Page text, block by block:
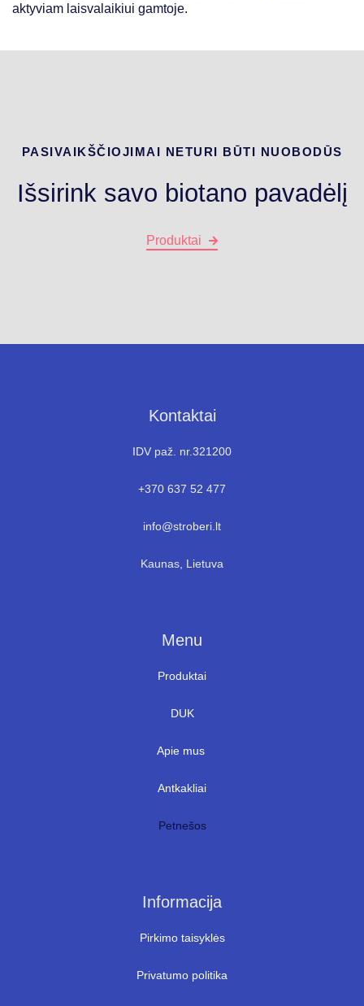
aktyviam laisvalaikiui gamtoje.
PASIVAIKŠČIOJIMAI NETURI BŪTI NUOBODŪS
Išsirink savo biotano pavadėlį
Produktai
Kontaktai
IDV paž. nr.321200
+370 637 52 477
info@stroberi.lt
Kaunas, Lietuva
Menu
Produktai
DUK
Apie mus
Antkakliai
Petnešos
Informacija
Pirkimo taisyklės
Privatumo politika